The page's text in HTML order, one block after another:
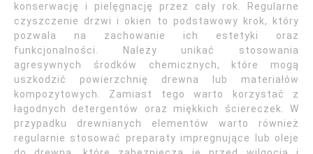
konserwację i pielęgnację przez cały rok. Regularne
czyszczenie drzwi i okien to podstawowy krok, który
pozwala na zachowanie ich estetyki oraz
funkcjonalności. Należy unikać stosowania
agresywnych środków chemicznych, które mogą
uszkodzić powierzchnię drewna lub materiałów
kompozytowych. Zamiast tego warto korzystać z
łagodnych detergentów oraz miękkich ściereczek. W
przypadku drewnianych elementów warto również
regularnie stosować preparaty impregnujące lub oleje